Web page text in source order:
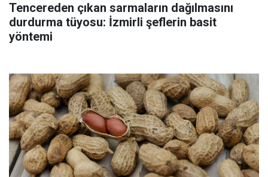
Tencereden çıkan sarmaların dağılmasını
durdurma tüyosu: İzmirli şeflerin basit
yöntemi